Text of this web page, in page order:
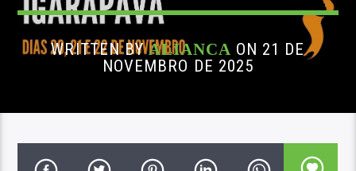
WRITTEN BYALIANCA ON 21 DE
NOVEMBRO DE 2025